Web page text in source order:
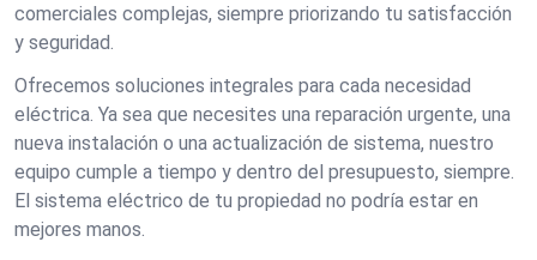
comerciales complejas, siempre priorizando tu satisfacción
y seguridad.
Ofrecemos soluciones integrales para cada necesidad
eléctrica. Ya sea que necesites una reparación urgente, una
nueva instalación o una actualización de sistema, nuestro
equipo cumple a tiempo y dentro del presupuesto, siempre.
El sistema eléctrico de tu propiedad no podría estar en
mejores manos.